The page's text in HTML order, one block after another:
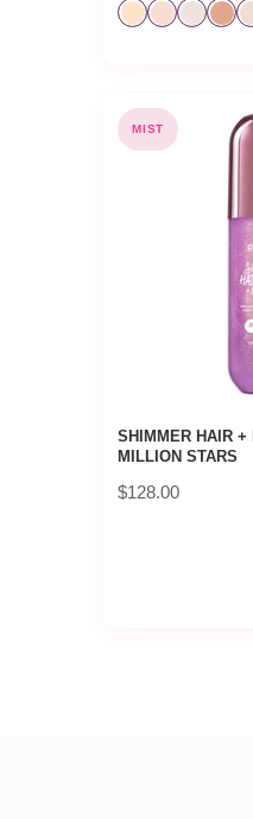
MIST
SHIMMER HAIR +
MILLION STARS
$128.00